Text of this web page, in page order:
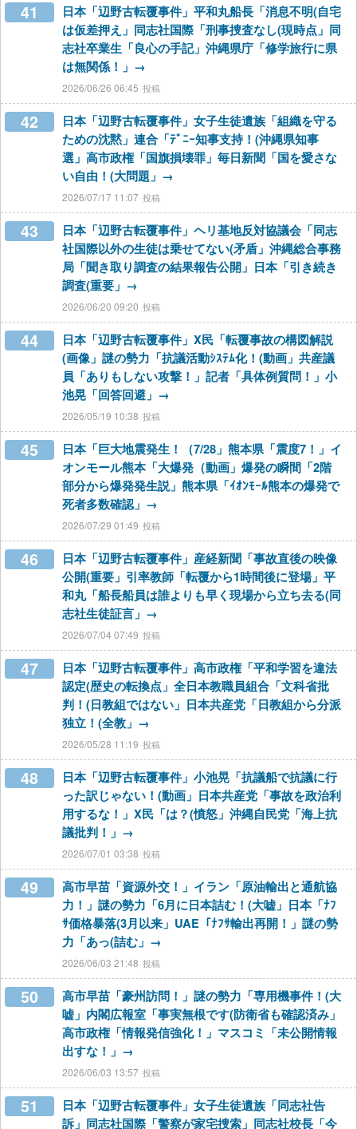
41
日本「辺野古転覆事件」平和丸船長「消息不明(自宅
は仮差押え」同志社国際「刑事捜査なし(現時点」同
志社卒業生「良心の手記」沖縄県庁「修学旅行に県
は無関係！」→
2026/06/26 06:45
42
日本「辺野古転覆事件」女子生徒遺族「組織を守る
ための沈黙」連合「ﾃﾞﾆｰ知事支持！(沖縄県知事
選」高市政権「国旗損壊罪」毎日新聞「国を愛さな
い自由！(大問題」→
2026/07/17 11:07
43
日本「辺野古転覆事件」ヘリ基地反対協議会「同志
社国際以外の生徒は乗せてない(矛盾」沖縄総合事務
局「聞き取り調査の結果報告公開」日本「引き続き
調査(重要」→
2026/06/20 09:20
44
日本「辺野古転覆事件」X民「転覆事故の構図解説
(画像」謎の勢力「抗議活動ｼｽﾃﾑ化！(動画」共産議
員「ありもしない攻撃！」記者「具体例質問！」小
池晃「回答回避」→
2026/05/19 10:38
45
日本「巨大地震発生！（7/28」熊本県「震度7！」イ
オンモール熊本「大爆発（動画」爆発の瞬間「2階
部分から爆発発生説」熊本県「ｲｵﾝﾓｰﾙ熊本の爆発で
死者多数確認」→
2026/07/29 01:49
46
日本「辺野古転覆事件」産経新聞「事故直後の映像
公開(重要」引率教師「転覆から1時間後に登場」平
和丸「船長船員は誰よりも早く現場から立ち去る(同
志社生徒証言」→
2026/07/04 07:49
47
日本「辺野古転覆事件」高市政権「平和学習を違法
認定(歴史の転換点」全日本教職員組合「文科省批
判！(日教組ではない」日本共産党「日教組から分派
独立！(全教」→
2026/05/28 11:19
48
日本「辺野古転覆事件」小池晃「抗議船で抗議に行
った訳じゃない！(動画」日本共産党「事故を政治利
用するな！」X民「は？(憤怒」沖縄自民党「海上抗
議批判！」→
2026/07/01 03:38
49
高市早苗「資源外交！」イラン「原油輸出と通航協
力！」謎の勢力「6月に日本詰む！(大嘘」日本「ﾅﾌ
ｻ価格暴落(3月以来」UAE「ﾅﾌｻ輸出再開！」謎の勢
力「あっ(詰む」→
2026/06/03 21:48
50
高市早苗「豪州訪問！」謎の勢力「専用機事件！(大
嘘」内閣広報室「事実無根です(防衛省も確認済み」
高市政権「情報発信強化！」マスコミ「未公開情報
出すな！」→
2026/06/03 13:57
51
日本「辺野古転覆事件」女子生徒遺族「同志社告
訴」同志社国際「警察が家宅捜索」同志社校長「今